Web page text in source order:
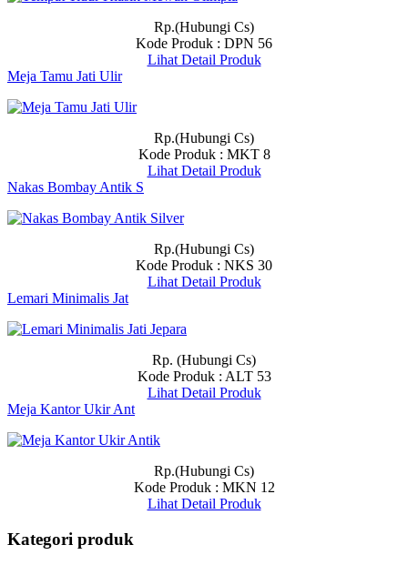
Rp.(Hubungi Cs)
Kode Produk : DPN 56
Lihat Detail Produk
Meja Tamu Jati Ulir
Rp.(Hubungi Cs)
Kode Produk : MKT 8
Lihat Detail Produk
Nakas Bombay Antik S
Rp.(Hubungi Cs)
Kode Produk : NKS 30
Lihat Detail Produk
Lemari Minimalis Jat
Rp. (Hubungi Cs)
Kode Produk : ALT 53
Lihat Detail Produk
Meja Kantor Ukir Ant
Rp.(Hubungi Cs)
Kode Produk : MKN 12
Lihat Detail Produk
Kategori produk